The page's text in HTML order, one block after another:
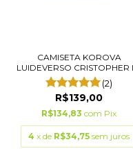
CAMISETA KOROVA
LUIDEVERSO CRISTOPHER
(2)
R$139,00
R$134,83 com Pix
4 x de R$34,75 sem juros